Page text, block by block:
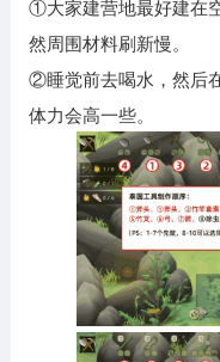
①大家建营地最好建在
然周围材料刷新慢。
②睡觉前去喝水，然后
体力会高一些。